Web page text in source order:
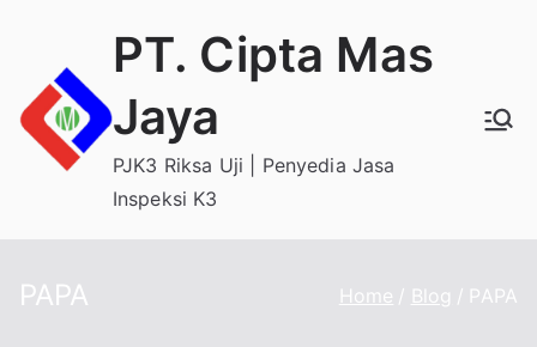
content
PT. Cipta Mas
Jaya
PJK3 Riksa Uji | Penyedia Jasa
Inspeksi K3
PAPA Home Blog PAPA